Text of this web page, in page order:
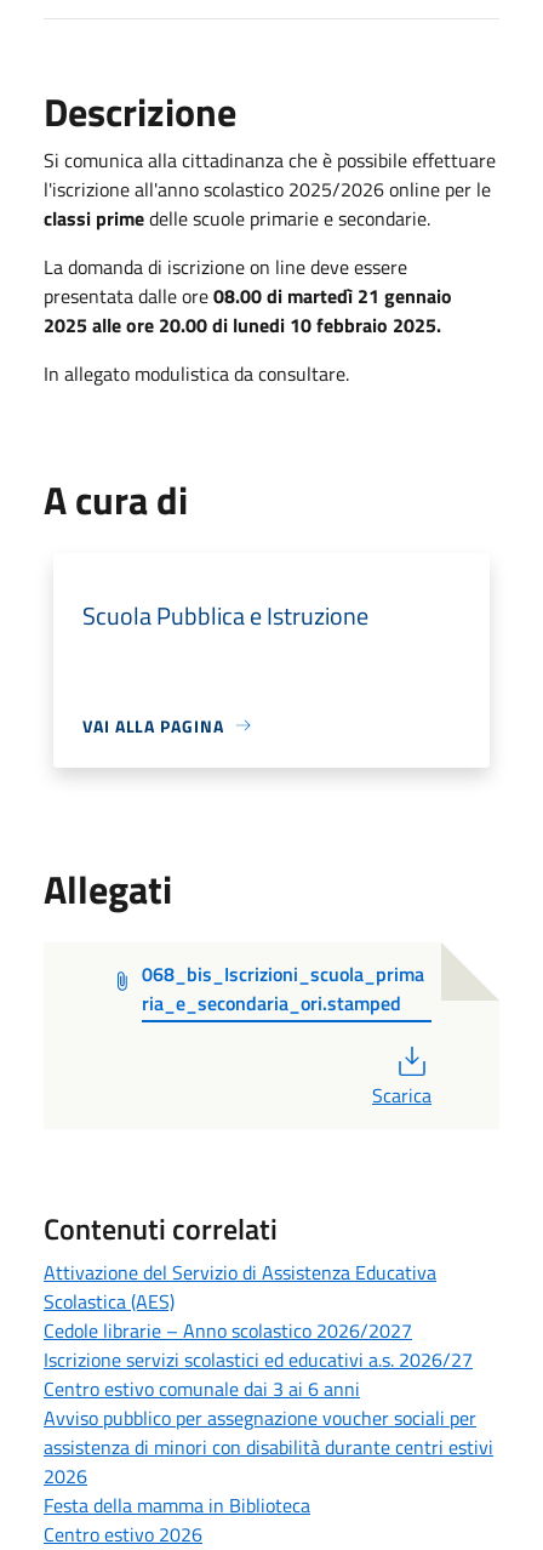
Descrizione
Si comunica alla cittadinanza che è possibile effettuare
l'iscrizione all'anno scolastico 2025/2026 online per le
classi primedelle scuole primarie e secondarie.
La domanda di iscrizione on line deve essere
presentata dalle ore08.00 di martedì 21 gennaio
2025 alle ore 20.00 di lunedi 10 febbraio 2025.
In allegato modulistica da consultare.
A cura di
Scuola Pubblica e Istruzione
VAI ALLA PAGINA
Allegati
068_bis_Iscrizioni_scuola_prima
ria_e_secondaria_ori.stamped
Scarica
Contenuti correlati
Attivazione del Servizio di Assistenza Educativa
Scolastica (AES)
Cedole librarie – Anno scolastico 2026/2027
Iscrizione servizi scolastici ed educativi a.s. 2026/27
Centro estivo comunale dai 3 ai 6 anni
Avviso pubblico per assegnazione voucher sociali per
assistenza di minori con disabilità durante centri estivi
2026
Festa della mamma in Biblioteca
Centro estivo 2026